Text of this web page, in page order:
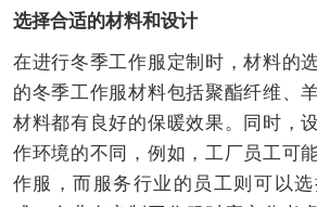
选择合适的材料和设计
在进行冬季工作服定制时，材料的
的冬季工作服材料包括聚酯纤维、
材料都有良好的保暖效果。同时，
作环境的不同，例如，工厂员工可
作服，而服务行业的员工则可以